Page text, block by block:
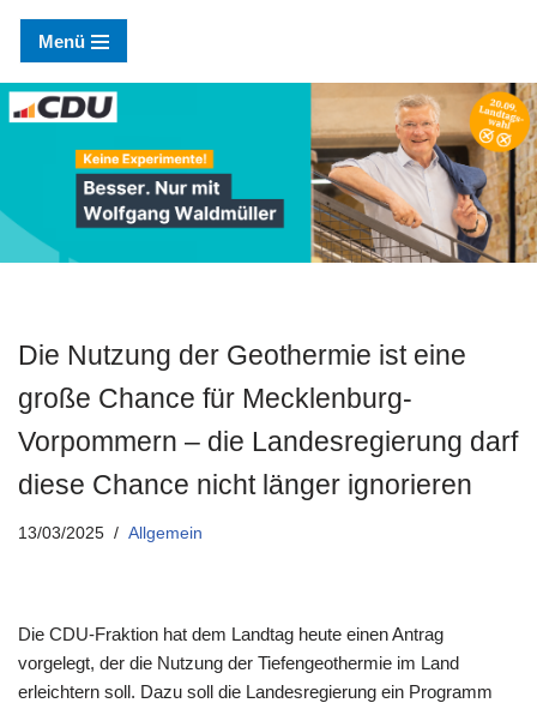
Zum
Inhalt
springen
Menü
Die Nutzung der Geothermie ist eine
große Chance für Mecklenburg-
Vorpommern – die Landesregierung darf
diese Chance nicht länger ignorieren
13/03/2025 Allgemein
Die CDU-Fraktion hat dem Landtag heute einen Antrag
vorgelegt, der die Nutzung der Tiefengeothermie im Land
erleichtern soll. Dazu soll die Landesregierung ein Programm